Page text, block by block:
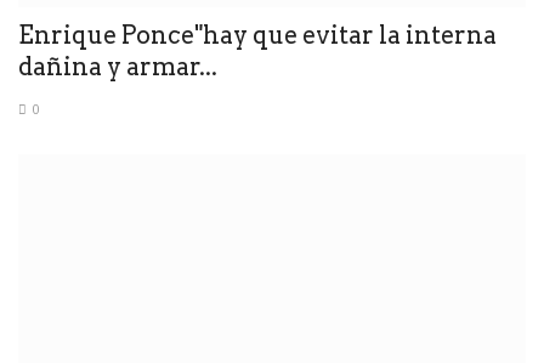
Enrique Ponce"hay que evitar la interna
dañina y armar...
0